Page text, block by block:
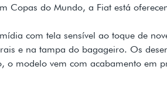
do Mundo, a Fiat está
com tela sensível ao toque de
e na tampa do bagageiro. Os
o modelo vem com acabamento em